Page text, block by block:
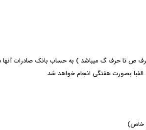
الفبا بصورت هفتگی انجام خواهد شد.
خاص)